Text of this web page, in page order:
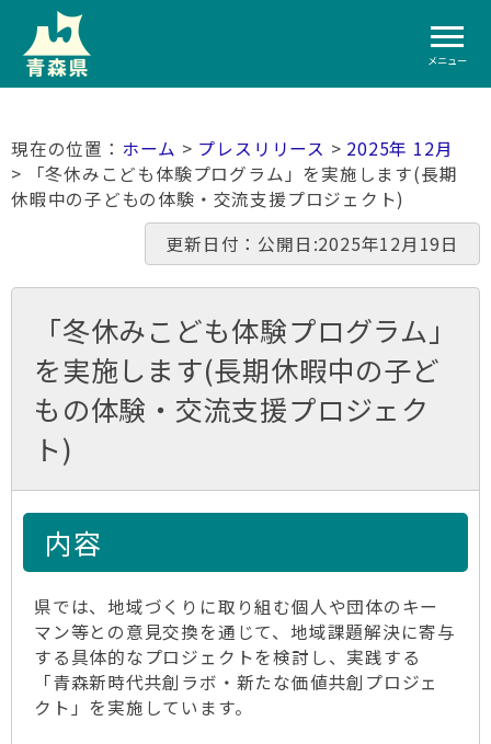
メニュー
ホーム > プレスリリース > 2025年 12月
> 「冬休みこども体験プログラム」を実施します(長期
休暇中の子どもの体験・交流支援プロジェクト)
更新日付：公開日:2025年12月19日
「冬休みこども体験プログラム」
を実施します(長期休暇中の子ど
もの体験・交流支援プロジェク
ト)
内容
県では、地域づくりに取り組む個人や団体のキー
マン等との意見交換を通じて、地域課題解決に寄与
する具体的なプロジェクトを検討し、実践する
「青森新時代共創ラボ・新たな価値共創プロジェ
クト」を実施しています。